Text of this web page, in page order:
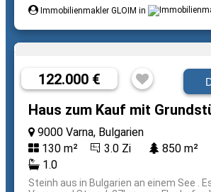
Immobilienmakler GLOIM in
122.000 €
Haus zum Kauf mit
9000 Varna, Bulgarien
130 m²
3.0 Zi 850 m²
1.0
Steinh aus in Bulgarien an einem See .